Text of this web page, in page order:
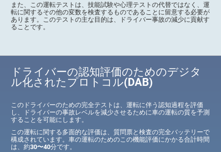
また、この運転テストは、技能試験や心理テストの代替ではなく、運
転に関するその他の変数を検査するものであることに留意する必要が
あります。このテストの主な目的は、ドライバー事故の減少に貢献す
ることです。
ドライバーの認知評価のためのデジタ
ル化されたプロトコル(DAB)
このドライバーのための完全テストは、運転に伴う認知過程を評価
し、ドライバーの事故レベルを減少させるために車の運転の質を予測
することを可能にします。
この運転に関する多面的な評価は、質問票と検査の完全バッテリーで
構成されています。車の運転のためのこの機能評価にかかる合計時間
は、約30〜40分です。